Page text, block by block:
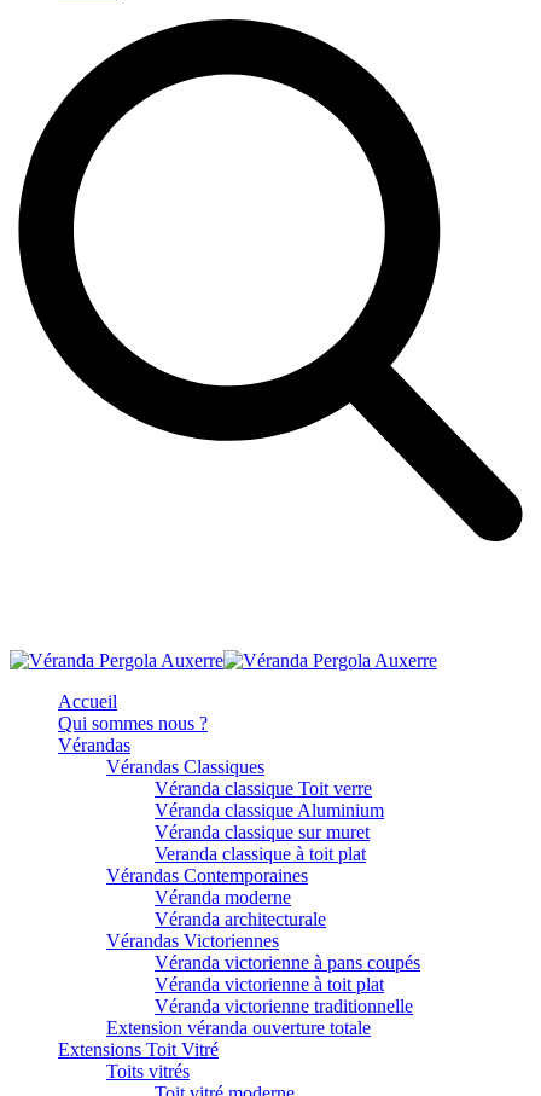
Accueil
Qui sommes nous ?
Vérandas
Vérandas Classiques
Véranda classique Toit verre
Véranda classique Aluminium
Véranda classique sur muret
Veranda classique à toit plat
Vérandas Contemporaines
Véranda moderne
Véranda architecturale
Vérandas Victoriennes
Véranda victorienne à pans coupés
Véranda victorienne à toit plat
Véranda victorienne traditionnelle
Extension véranda ouverture totale
Extensions Toit Vitré
Toits vitrés